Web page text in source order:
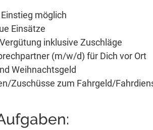
möglich
Einsätze
inklusive Zuschläge
(m/w/d) für Dich vor Ort
Weihnachtsgeld
Zuschüsse zum Fahrgeld/